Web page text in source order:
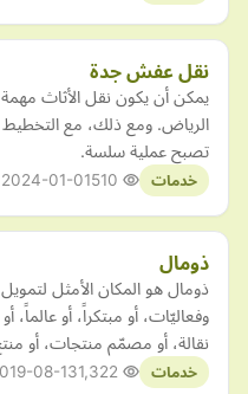
نقل عفش جدة
يمكن أن يكون نقل الأثاث
الرياض. ومع ذلك، مع التخطيط
تصبح عملية سلسة.
خدمات 2024-01-01
ذومال
ذومال هو المكان الأمثل
وفعاليّات، أو مبتكراً، أو
نقالة، أو مصمّم منتجات، أو
خدمات 08-13